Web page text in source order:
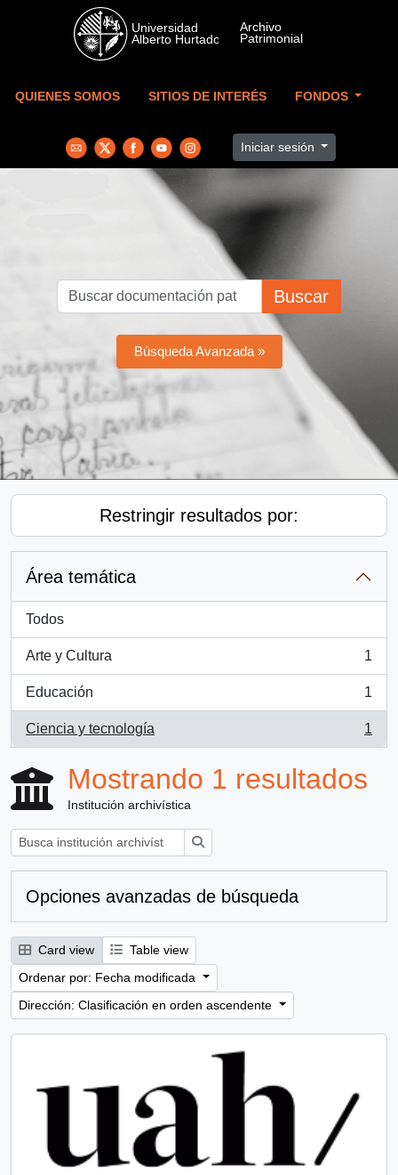
Skip to main content
QUIENES SOMOS SITIOS DE INTERÉS FONDOS
Iniciar sesión
Buscar
Búsqueda Avanzada »
Restringir resultados por:
Área temática
Todos
Arte y Cultura
, 1 resultados
1
Educación
, 1 resultados
1
Ciencia y tecnología
, 1 resultados
1
Mostrando 1 resultados
Institución archivística
Opciones avanzadas de búsqueda
Card view
Table view
Ordenar por: Fecha modificada
Dirección: Clasificación en orden ascendente